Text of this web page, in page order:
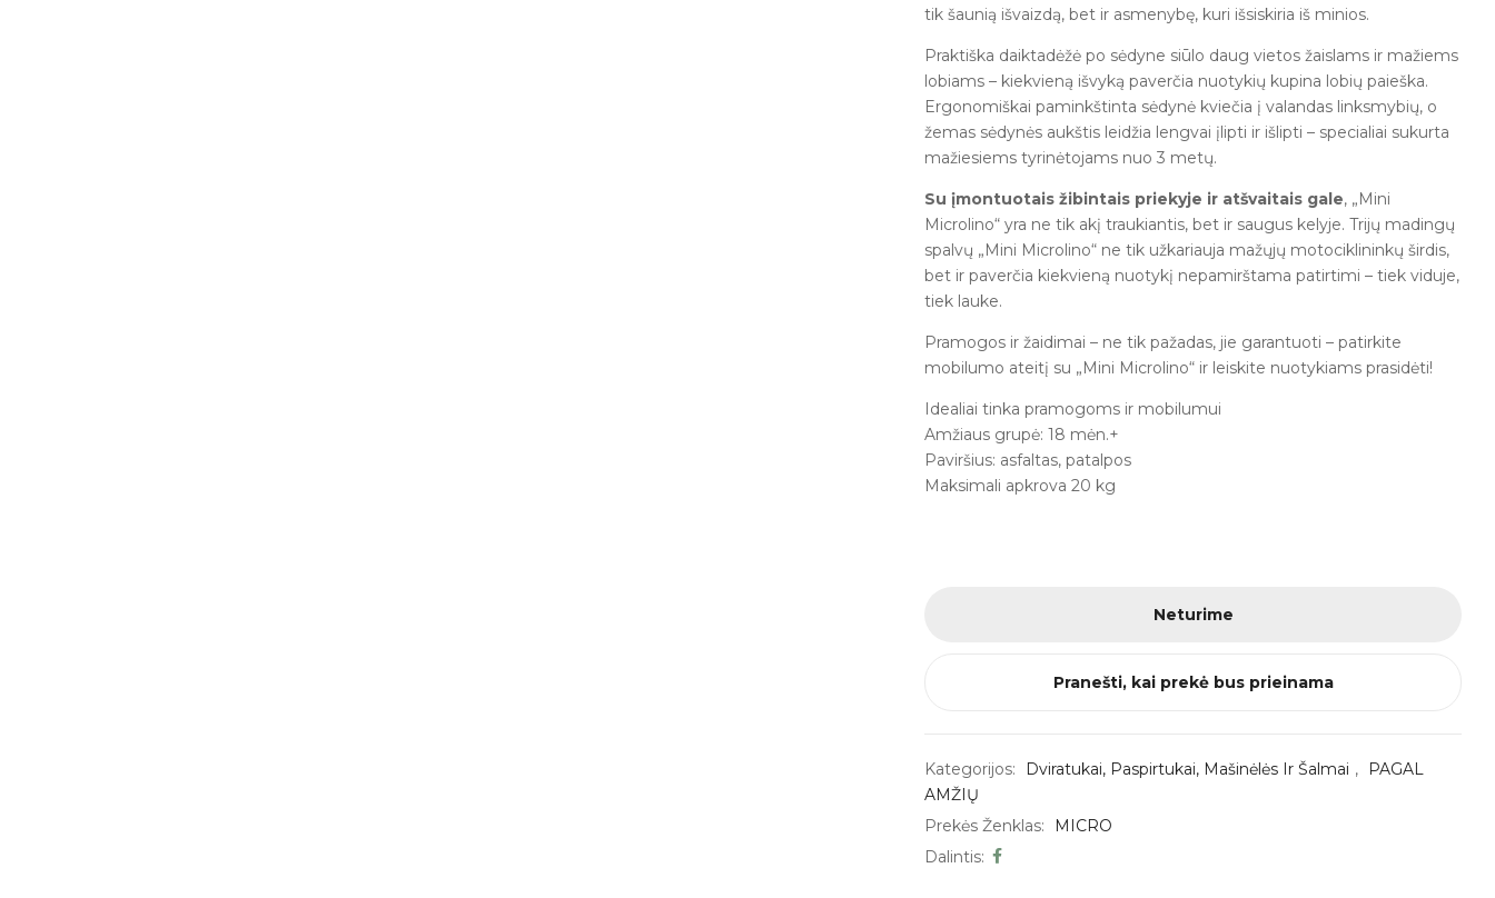
tik šaunią išvaizdą, bet ir asmenybę, kuri išsiskiria iš minios.
Praktiška daiktadėžė po sėdyne siūlo daug vietos žaislams ir mažiems
lobiams – kiekvieną išvyką paverčia nuotykių kupina lobių paieška.
Ergonomiškai paminkštinta sėdynė kviečia į valandas linksmybių, o
žemas sėdynės aukštis leidžia lengvai įlipti ir išlipti – specialiai sukurta
mažiesiems tyrinėtojams nuo 3 metų.
Su įmontuotais žibintais priekyje ir atšvaitais gale, „Mini
Microlino“ yra ne tik akį traukiantis, bet ir saugus kelyje. Trijų madingų
spalvų „Mini Microlino“ ne tik užkariauja mažųjų motociklininkų širdis,
bet ir paverčia kiekvieną nuotykį nepamirštama patirtimi – tiek viduje,
tiek lauke.
Pramogos ir žaidimai – ne tik pažadas, jie garantuoti – patirkite
mobilumo ateitį su „Mini Microlino“ ir leiskite nuotykiams prasidėti!
Idealiai tinka pramogoms ir mobilumui
Amžiaus grupė: 18 mėn.+
Paviršius: asfaltas, patalpos
Maksimali apkrova 20 kg
Neturime
Pranešti, kai prekė bus prieinama
Kategorijos: Dviratukai, Paspirtukai, Mašinėlės Ir Šalmai ,
PAGAL
AMŽIŲ
Prekės Ženklas:
MICRO
Dalintis: